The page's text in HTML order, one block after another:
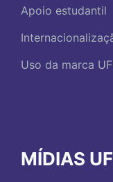
Apoio estudantil
Uso da marca
MÍDIAS